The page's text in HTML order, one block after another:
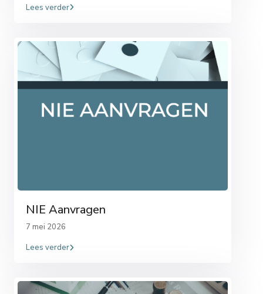
Lees verder
NIE Aanvragen
7 mei 2026
Lees verder